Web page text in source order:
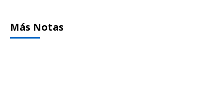
Más Notas